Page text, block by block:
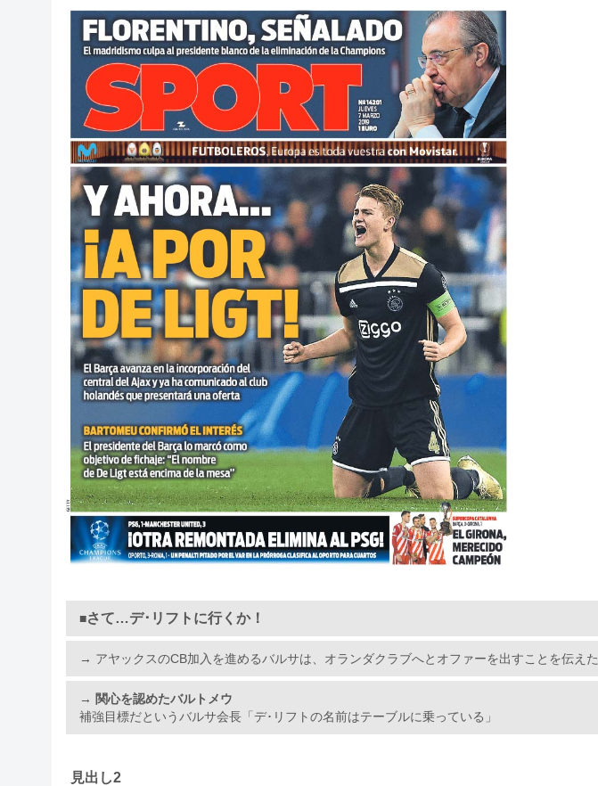
■さて…デ･リフトに行くか！
→ アヤックスのCB加入を進めるバルサは、オランダクラブへとオファーを出すことを伝えた
→ 関心を認めたバルトメウ
補強目標だというバルサ会長「デ･リフトの名前はテーブルに乗っている」
見出し2